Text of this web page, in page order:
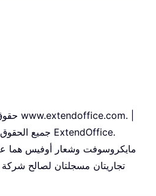
جميع الحقوق محفوظة. مدعوم بواسطة ExtendOffice.
مايكروسوفت وشعار أوفيس هما
تجاريتان مسجلتان لصالح